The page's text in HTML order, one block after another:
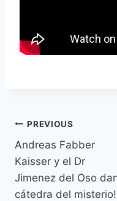
Navegación
de
entradas
PREVIOUS
Andreas Fabber
Kaisser y el Dr
Jimenez del Oso
cátedra del misterio!